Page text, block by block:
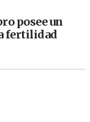
posee un
fertilidad